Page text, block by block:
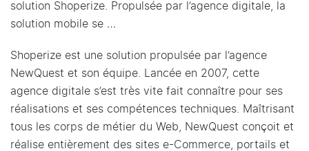
solution Shoperize. Propulsée par l’agence digitale, la
solution mobile se …
Shoperize est une solution propulsée par l’agence
NewQuest et son équipe. Lancée en 2007, cette
agence digitale s’est très vite fait connaître pour ses
réalisations et ses compétences techniques. Maîtrisant
tous les corps de métier du Web, NewQuest conçoit et
réalise entièrement des sites e-Commerce, portails et